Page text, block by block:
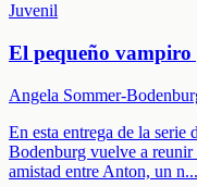
Juvenil
El pequeño
Angela Sommer-
En esta entrega de la
Bodenburg vuelve a
amistad entre Anton, un n...